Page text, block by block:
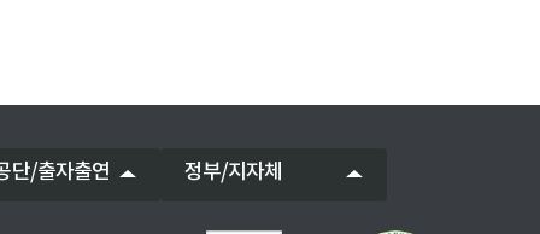
단/출자출연 정부/지자체